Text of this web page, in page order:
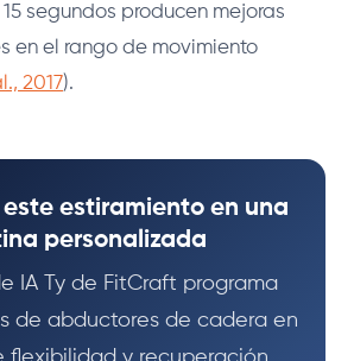
segundos producen mejoras
en el rango de movimiento
2017).
este estiramiento en una
personalizada
IA Ty de FitCraft programa
de abductores de cadera en